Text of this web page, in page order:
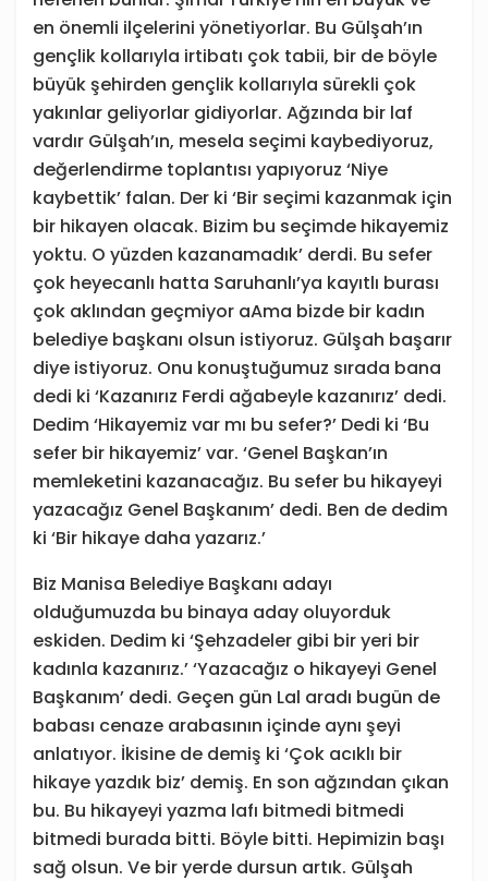
en önemli ilçelerini yönetiyorlar. Bu Gülşah’ın
gençlik kollarıyla irtibatı çok tabii, bir de böyle
büyük şehirden gençlik kollarıyla sürekli çok
yakınlar geliyorlar gidiyorlar. Ağzında bir laf
vardır Gülşah’ın, mesela seçimi kaybediyoruz,
değerlendirme toplantısı yapıyoruz ‘Niye
kaybettik’ falan. Der ki ‘Bir seçimi kazanmak için
bir hikayen olacak. Bizim bu seçimde hikayemiz
yoktu. O yüzden kazanamadık’ derdi. Bu sefer
çok heyecanlı hatta Saruhanlı’ya kayıtlı burası
çok aklından geçmiyor aAma bizde bir kadın
belediye başkanı olsun istiyoruz. Gülşah başarır
diye istiyoruz. Onu konuştuğumuz sırada bana
dedi ki ‘Kazanırız Ferdi ağabeyle kazanırız’ dedi.
Dedim ‘Hikayemiz var mı bu sefer?’ Dedi ki ‘Bu
sefer bir hikayemiz’ var. ‘Genel Başkan’ın
memleketini kazanacağız. Bu sefer bu hikayeyi
yazacağız Genel Başkanım’ dedi. Ben de dedim
ki ‘Bir hikaye daha yazarız.’
Biz Manisa Belediye Başkanı adayı
olduğumuzda bu binaya aday oluyorduk
eskiden. Dedim ki ‘Şehzadeler gibi bir yeri bir
kadınla kazanırız.’ ‘Yazacağız o hikayeyi Genel
Başkanım’ dedi. Geçen gün Lal aradı bugün de
babası cenaze arabasının içinde aynı şeyi
anlatıyor. İkisine de demiş ki ‘Çok acıklı bir
hikaye yazdık biz’ demiş. En son ağzından çıkan
bu. Bu hikayeyi yazma lafı bitmedi bitmedi
bitmedi burada bitti. Böyle bitti. Hepimizin başı
sağ olsun. Ve bir yerde dursun artık. Gülşah